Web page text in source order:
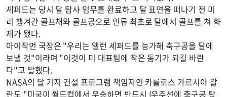
셰퍼드는 당시 달 탐사 임무를 완료하고 달 표면을 떠나기 전 미
리 챙겨간 골프채와 골프공으로 인류 최초로 달에서 골프를 쳐 화
제가 됐다.
아이작먼 국장은 "우리는 앨런 셰퍼드를 능가해 축구공을 달에
보낼 것"이라며 "이것이 미 대표팀에 작은 동기가 되길 바란
다"고 말했다.
NASA의 달 기지 건설 프로그램 책임자인 카를로스 가르시아 갈
란도 "미국이 월드컵에서 우승하면 반드시 (우주선에 축구공 탑